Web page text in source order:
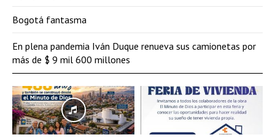
Bogotá fantasma
En plena pandemia Iván Duque renueva sus camionetas por
más de $ 9 mil 600 millones